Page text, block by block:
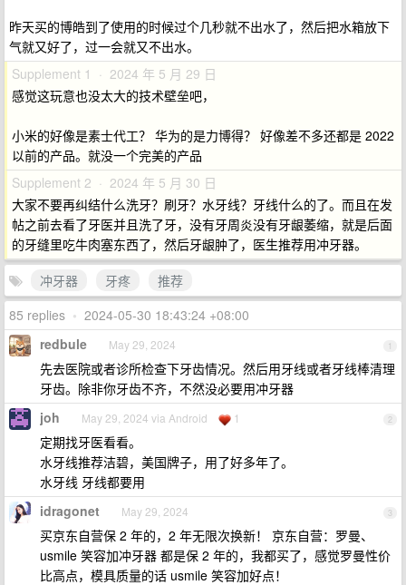
昨天买的博皓到了使用的时候过个几秒就不出水了，然后把水箱放下
气就又好了，过一会就又不出水。
Supplement 1 · 2024 年 5 月 29 日
感觉这玩意也没太大的技术壁垒吧，
小米的好像是素士代工？ 华为的是力博得？ 好像差不多还都是 2022
以前的产品。就没一个完美的产品
Supplement 2 · 2024 年 5 月 30 日
大家不要再纠结什么洗牙？刷牙？水牙线？牙线什么的了。而且在发
帖之前去看了牙医并且洗了牙，没有牙周炎没有牙龈萎缩，就是后面
的牙缝里吃牛肉塞东西了，然后牙龈肿了，医生推荐用冲牙器。
冲牙器
牙疼
推荐
85 replies • 2024-05-30 18:43:24 +08:00
1
redbule May 29, 2024
先去医院或者诊所检查下牙齿情况。然后用牙线或者牙线棒清理
牙齿。除非你牙齿不齐，不然没必要用冲牙器
2
joh May 29, 2024 via Android 1
定期找牙医看看。
水牙线推荐洁碧，美国牌子，用了好多年了。
水牙线 牙线都要用
3
idragonet May 29, 2024
买京东自营保 2 年的，2 年无限次换新！ 京东自营：罗曼、
usmile 笑容加冲牙器 都是保 2 年的，我都买了，感觉罗曼性价
比高点，模具质量的话 usmile 笑容加好点！